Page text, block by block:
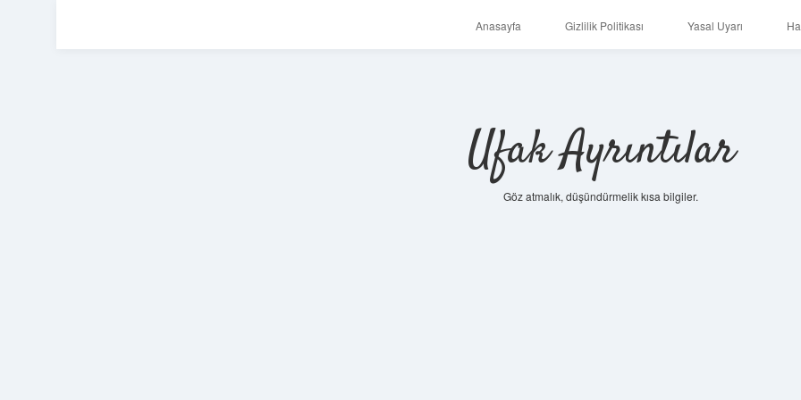
Anasayfa Gizlilik Politikası Yasal Uyarı
Ufak Ayrıntılar
Göz atmalık, düşündürmelik kısa bilgiler.